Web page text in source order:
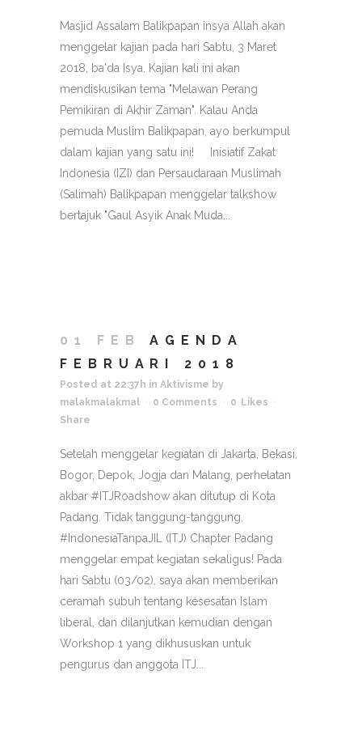
Masjid Assalam Balikpapan insya Allah akan
menggelar kajian pada hari Sabtu, 3 Maret
2018, ba'da Isya. Kajian kali ini akan
mendiskusikan tema "Melawan Perang
Pemikiran di Akhir Zaman". Kalau Anda
pemuda Muslim Balikpapan, ayo berkumpul
dalam kajian yang satu ini! Inisiatif Zakat
Indonesia (IZI) dan Persaudaraan Muslimah
(Salimah) Balikpapan menggelar talkshow
bertajuk "Gaul Asyik Anak Muda...
01 FEB
AGENDA
FEBRUARI 2018
Posted at 22:37h in Aktivisme by
malakmalakmal
0 Comments 0
Likes
Share
Setelah menggelar kegiatan di Jakarta, Bekasi,
Bogor, Depok, Jogja dan Malang, perhelatan
akbar #ITJRoadshow akan ditutup di Kota
Padang. Tidak tanggung-tanggung,
#IndonesiaTanpaJIL (ITJ) Chapter Padang
menggelar empat kegiatan sekaligus! Pada
hari Sabtu (03/02), saya akan memberikan
ceramah subuh tentang kesesatan Islam
liberal, dan dilanjutkan kemudian dengan
Workshop 1 yang dikhususkan untuk
pengurus dan anggota ITJ...